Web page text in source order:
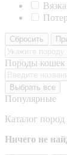
Вязка
Сбросить
Породы кошек
Выбрать все
Популярные
Каталог пород
Ничего не